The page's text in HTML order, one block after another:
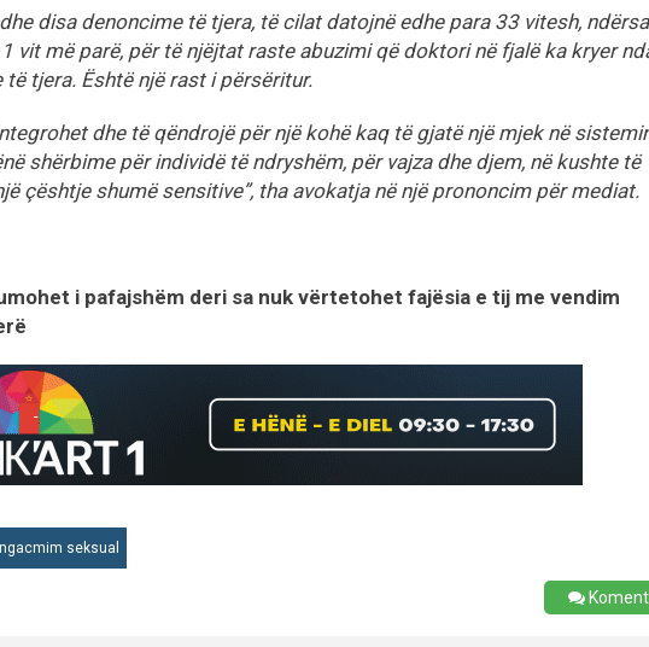
disa denoncime të tjera, të cilat datojnë edhe para 33 vitesh,
vit më parë, për të njëjtat raste abuzimi që doktori në fjalë ka kryer
të tjera. Është një rast i përsëritur.
dhe të qëndrojë për një kohë kaq të gjatë një mjek në
shërbime për individë të ndryshëm, për vajza dhe djem, në kushte të
çështje shumë sensitive”, tha avokatja në një prononcim për mediat.
i pafajshëm deri sa nuk vërtetohet fajësia e tij me vendim
ngacmim seksual